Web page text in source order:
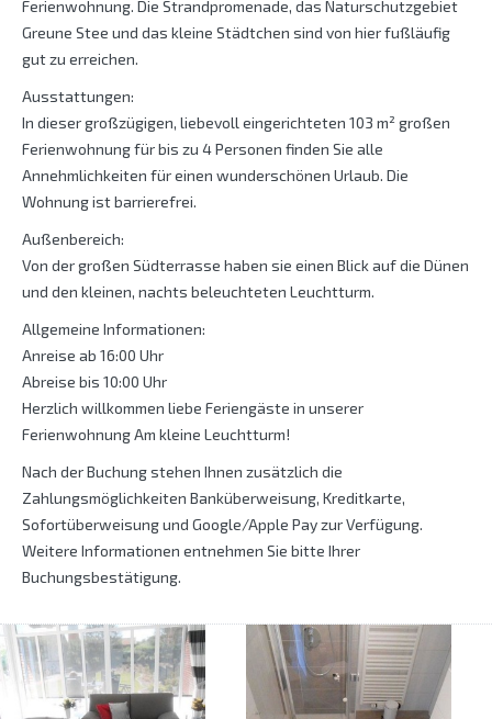
Ferienwohnung. Die Strandpromenade, das Naturschutzgebiet
Greune Stee und das kleine Städtchen sind von hier fußläufig
gut zu erreichen.
Ausstattungen:
In dieser großzügigen, liebevoll eingerichteten 103 m² großen
Ferienwohnung für bis zu 4 Personen finden Sie alle
Annehmlichkeiten für einen wunderschönen Urlaub. Die
Wohnung ist barrierefrei.
Außenbereich:
Von der großen Südterrasse haben sie einen Blick auf die Dünen
und den kleinen, nachts beleuchteten Leuchtturm.
Allgemeine Informationen:
Anreise ab 16:00 Uhr
Abreise bis 10:00 Uhr
Herzlich willkommen liebe Feriengäste in unserer
Ferienwohnung Am kleine Leuchtturm!
Nach der Buchung stehen Ihnen zusätzlich die
Zahlungsmöglichkeiten Banküberweisung, Kreditkarte,
Sofortüberweisung und Google/Apple Pay zur Verfügung.
Weitere Informationen entnehmen Sie bitte Ihrer
Buchungsbestätigung.